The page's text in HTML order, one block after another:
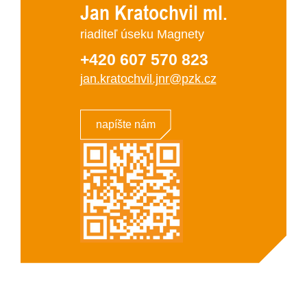
Jan Kratochvil ml.
riaditeľ úseku Magnety
+420 607 570 823
jan.kratochvil.jnr@pzk.cz
napíšte nám